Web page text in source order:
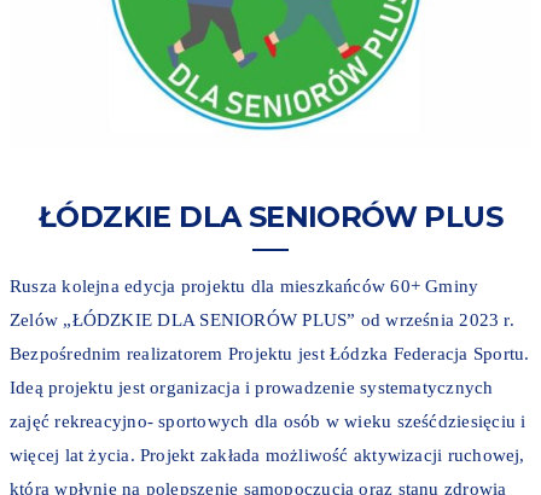
ŁÓDZKIE DLA SENIORÓW PLUS
Rusza kolejna edycja projektu dla mieszkańców 60+ Gminy
Zelów „ŁÓDZKIE DLA SENIORÓW PLUS” od września 2023 r.
Bezpośrednim realizatorem Projektu jest Łódzka Federacja Sportu.
Ideą projektu jest organizacja i prowadzenie systematycznych
zajęć rekreacyjno- sportowych dla osób w wieku sześćdziesięciu i
więcej lat życia. Projekt zakłada możliwość aktywizacji ruchowej,
która wpłynie na polepszenie samopoczucia oraz stanu zdrowia